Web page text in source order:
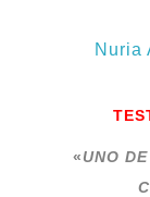
Nuria
«UNO